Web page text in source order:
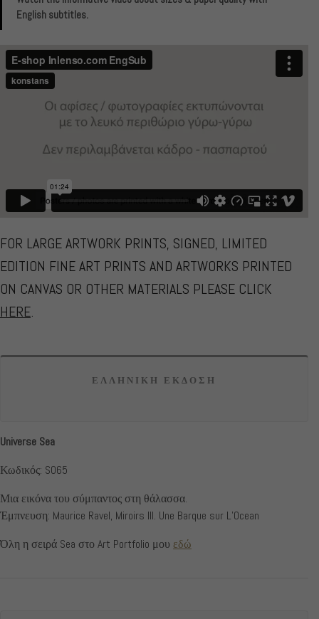
English subtitles.
FOR LARGE ARTWORK PRINTS, SIGNED, LIMITED
EDITION FINE ART PRINTS AND ARTWORKS PRINTED
ON CANVAS OR OTHER MATERIALS PLEASE CLICK
HERE.
ΕΛΛΗΝΙΚΗ ΕΚΔΟΣΗ
Universe Sea
Κωδικός: S065
Μια εικόνα του σύμπαντος στη θάλασσα.
Έμπνευση: Maurice Ravel, Miroirs III. Une Barque sur L’Ocean
Όλη η σειρά Sea στο Art Portfolio μου εδώ